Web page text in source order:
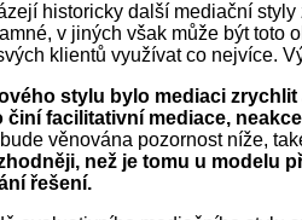
historicky další mediační
v jiných však může být toto
klientů využívat co nejvíce.
stylu bylo mediaci
facilitativní mediace,
věnována pozornost níže,
než je tomu u modelu
řešení.